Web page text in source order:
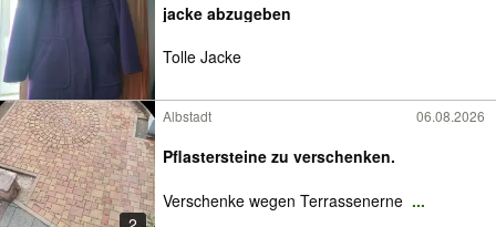
jacke abzugeben
Tolle Jacke
Albstadt 06.08.2026
Pflastersteine zu verschenken.
Verschenke wegen Terrassenerne ...